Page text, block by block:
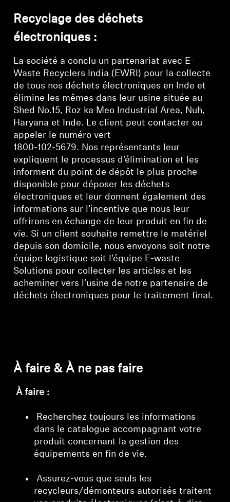
Recyclage des déchets
électroniques :
La société a conclu un partenariat avec E-
Waste Recyclers India (EWRI) pour la collecte
de tous nos déchets électroniques en Inde et
élimine les mêmes dans leur usine située au
Shed No.15, Roz ka Meo Industrial Area, Nuh,
Haryana et Inde. Le client peut contacter ou
appeler le numéro vert
1800-102-5679. Nos représentants leur
expliquent le processus d'élimination et les
informent du point de dépôt le plus proche
disponible pour déposer les déchets
électroniques et leur donnent également des
informations sur l'incentive que nous leur
offrirons en échange de leur produit en fin de
vie. Si un client souhaite remettre le matériel
depuis son domicile, nous envoyons soit notre
équipe logistique soit l'équipe E-waste
Solutions pour collecter les articles et les
acheminer vers l'usine de notre partenaire de
déchets électroniques pour le traitement final.
À faire & À ne pas faire
À faire :
Recherchez toujours les informations
dans le catalogue accompagnant votre
produit concernant la gestion des
équipements en fin de vie.
Assurez-vous que seuls les
recycleurs/démonteurs autorisés traitent
des produits à votre liste de souhaits et afficher
vos articles précédemment enregistrés.
Se connecter